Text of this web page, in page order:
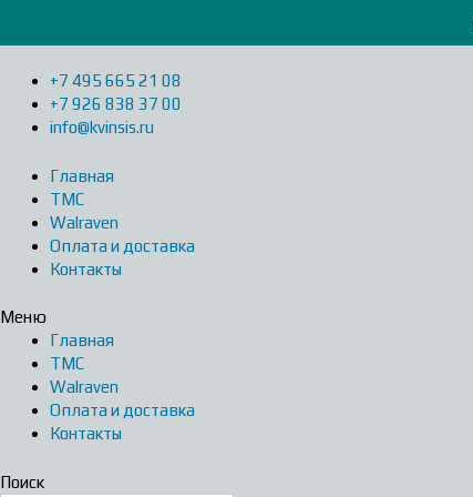
+7 495 665 21 08
+7 926 838 37 00
info@kvinsis.ru
Главная
ТМС
Walraven
Оплата и доставка
Контакты
Меню
Главная
ТМС
Walraven
Оплата и доставка
Контакты
Поиск